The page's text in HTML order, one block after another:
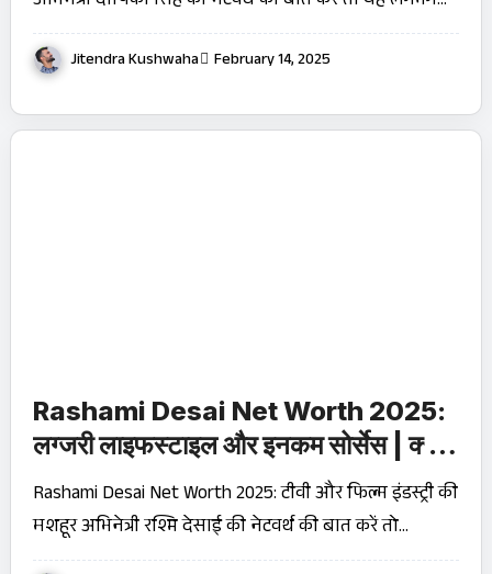
Jitendra Kushwaha February 14, 2025
Rashami Desai Net Worth 2025:
लग्जरी लाइफस्टाइल और इनकम सोर्सेस | क्या
आप जानते हैं?
Rashami Desai Net Worth 2025: टीवी और फिल्म इंडस्ट्री की
मशहूर अभिनेत्री रश्मि देसाई की नेटवर्थ की बात करें तो…